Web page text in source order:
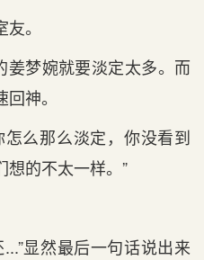
。
姜梦婉就要淡定太多。而
神。
么那么淡定，你没看到
想的不太一样。”
显然最后一句话说出来